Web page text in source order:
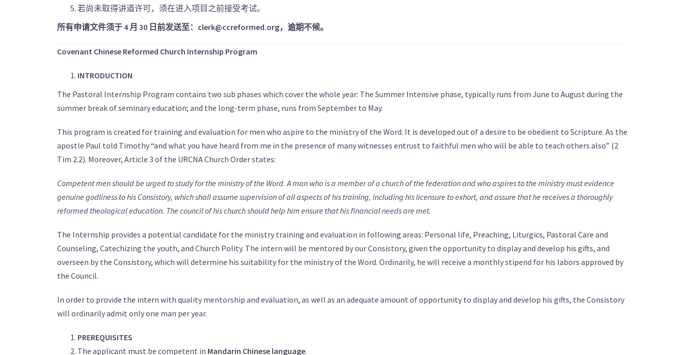
若尚未取得讲道许可，须在进入项目之前接受考试。
所有申请文件须于 4月 30 日前发送至：clerk@ccreformed.org，逾期不候。
Covenant Chinese Reformed Church Internship Program
INTRODUCTION
The Pastoral Internship Program contains two sub phases which cover the whole year: The Summer Intensive phase, typically runs from June to August during the
summer break of seminary education; and the long-term phase, runs from September to May.
This program is created for training and evaluation for men who aspire to the ministry of the Word. It is developed out of a desire to be obedient to Scripture. As the
apostle Paul told Timothy “and what you have heard from me in the presence of many witnesses entrust to faithful men who will be able to teach others also” (2
Tim 2.2). Moreover, Article 3 of the URCNA Church Order states:
Competent men should be urged to study for the ministry of the Word. A man who is a member of a church of the federation and who aspires to the ministry must evidence
genuine godliness to his Consistory, which shall assume supervision of all aspects of his training, including his licensure to exhort, and assure that he receives a thoroughly
reformed theological education. The council of his church should help him ensure that his financial needs are met.
The Internship provides a potential candidate for the ministry training and evaluation in following areas: Personal life, Preaching, Liturgics, Pastoral Care and
Counseling, Catechizing the youth, and Church Polity. The intern will be mentored by our Consistory, given the opportunity to display and develop his gifts, and
overseen by the Consistory, which will determine his suitability for the ministry of the Word. Ordinarily, he will receive a monthly stipend for his labors approved by
the Council.
In order to provide the intern with quality mentorship and evaluation, as well as an adequate amount of opportunity to display and develop his gifts, the Consistory
will ordinarily admit only one man per year.
PREREQUISITES
The applicant must be competent in Mandarin Chinese language.